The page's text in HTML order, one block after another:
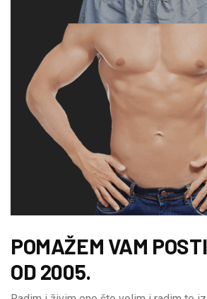
POMAŽEM VAM
OD 2005.